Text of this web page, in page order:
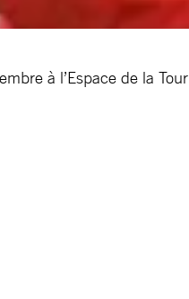
à l’Espace de la Tour